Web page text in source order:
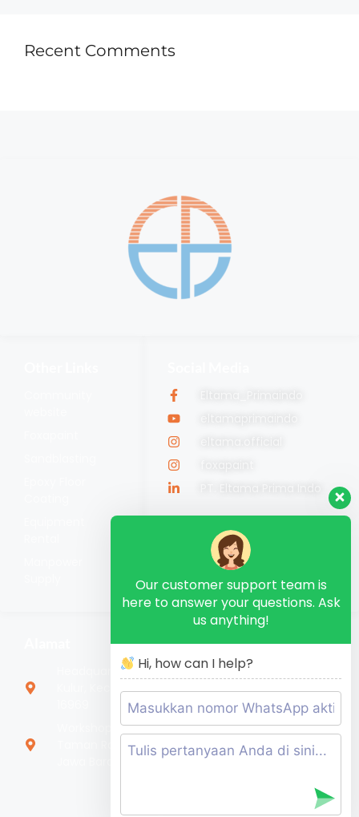
Recent Comments
Headquarter Jl. Nangka No.88, RT.2/RW.3, Bojong
Kulur, Kec. Gn. Putri, Kabupaten Bogor, Jawa Barat
Workshop Jl. Dawuan, Kp. Serang, RT.003/RW.003,
Taman Rahayu, Kec. Setu, Kabupaten Bekasi,
Our customer support team is
here to answer your questions. Ask
us anything!
Hi, how can I help?